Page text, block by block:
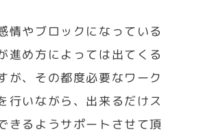
情やブロックになっている
進め方によっては出てくる
が、その都度必要なワーク
行いながら、出来るだけス
きるようサポートさせて頂